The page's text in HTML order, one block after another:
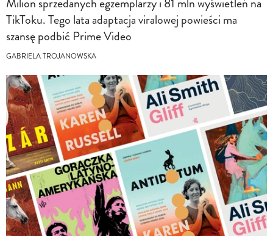
TikToku. Tego lata adaptacja viralowej powieści ma
szansę podbić Prime Video
GABRIELA TROJANOWSKA